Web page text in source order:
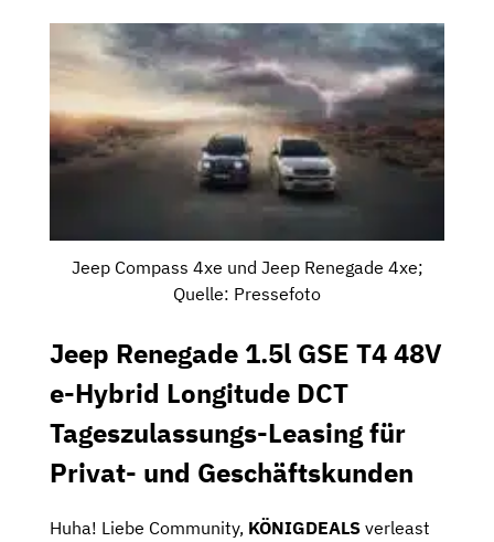
Jeep Compass 4xe und Jeep Renegade 4xe;
Quelle: Pressefoto
Jeep Renegade 1.5l GSE T4 48V
e-Hybrid Longitude DCT
Tageszulassungs-Leasing für
Privat- und Geschäftskunden
Huha! Liebe Community, KÖNIGDEALS verleast